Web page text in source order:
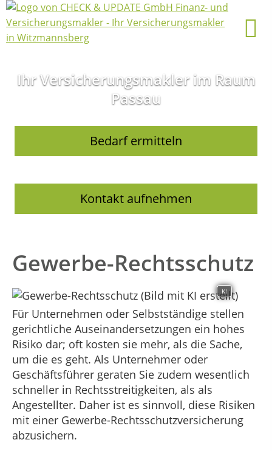
Ihr Versicherungsmakler im Raum
Passau
Bedarf ermitteln
Kontakt aufnehmen
Gewerbe-Rechtsschutz
KI
Für Unternehmen oder Selbstständige stellen
gerichtliche Auseinandersetzungen ein hohes
Risiko dar; oft kosten sie mehr, als die Sache,
um die es geht. Als Unternehmer oder
Geschäftsführer geraten Sie zudem wesentlich
schneller in Rechtsstreitigkeiten, als als
Angestellter. Daher ist es sinnvoll, diese Risiken
mit einer Gewerbe-Rechtsschutzversicherung
abzusichern.